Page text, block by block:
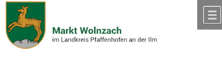
Zum Inhalt,zur Navigation